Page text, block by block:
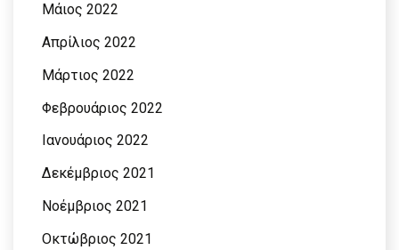
Μάιος 2022
Απρίλιος 2022
Μάρτιος 2022
Φεβρουάριος 2022
Ιανουάριος 2022
Δεκέμβριος 2021
Νοέμβριος 2021
Οκτώβριος 2021